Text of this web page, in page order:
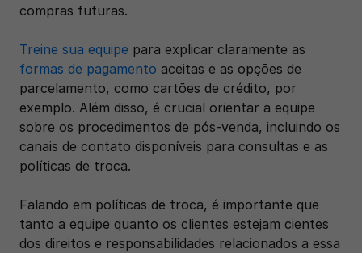
compras futuras.
Treine sua equipe
formas de pagamento aceitas e as opções de
parcelamento, como cartões de crédito, por
exemplo. Além disso, é crucial orientar a equipe
sobre os procedimentos de pós-venda, incluindo os
canais de contato disponíveis para consultas e as
políticas de troca.
Falando em políticas de troca, é importante que
tanto a equipe quanto os clientes estejam cientes
dos direitos e responsabilidades relacionados a essa